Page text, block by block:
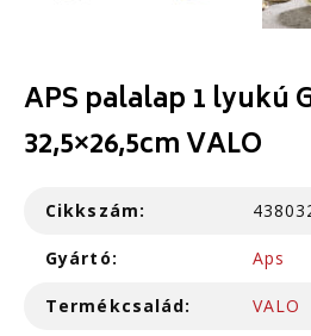
APS palalap 1 lyukú
32,5×26,5cm VALO
Cikkszám:
Gyártó: Aps
Termékcsalád: VALO